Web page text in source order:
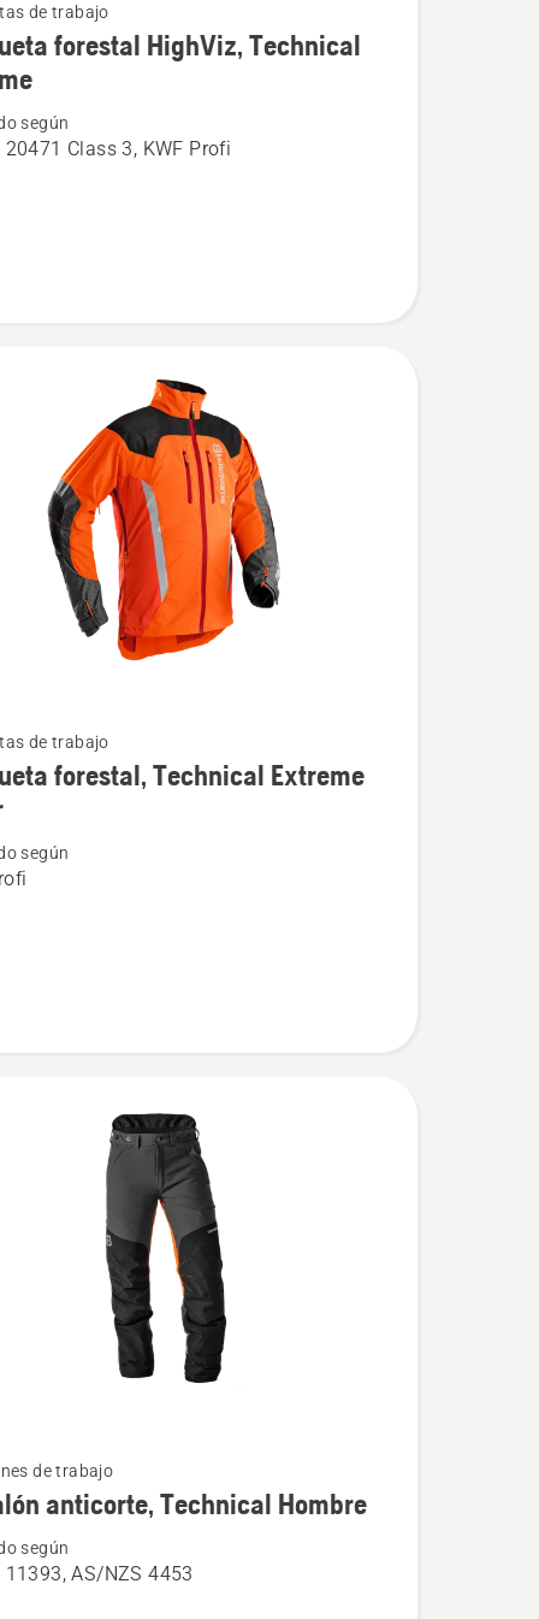
de trabajo
forestal HighViz, Technical
según
20471 Class 3, KWF Profi
de trabajo
forestal, Technical Extreme
según
de trabajo
anticorte, Technical Hombre
según
11393, AS/NZS 4453